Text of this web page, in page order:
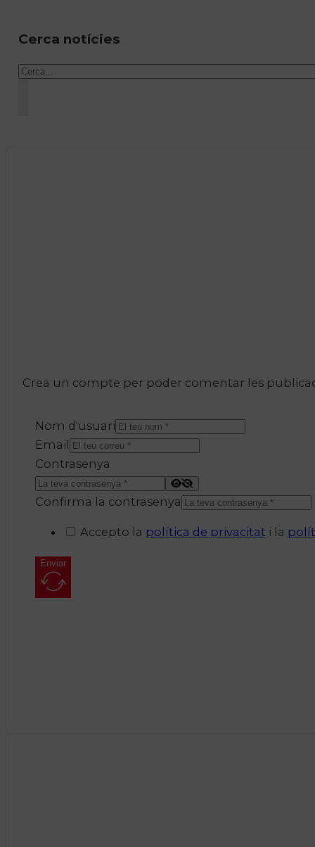
Cerca notícies
Cercar
Crea un compte per poder comentar les
Nom d'usuari
Email
Contrasenya
Confirma la contrasenya
Accepto la política de privacitat i la
Enviar